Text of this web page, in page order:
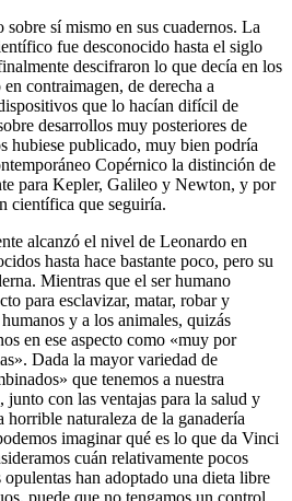
sí mismo en sus cuadernos. La
fue desconocido hasta el siglo
descifraron lo que decía en los
contraimagen, de derecha a
que lo hacían difícil de
desarrollos muy posteriores de
hubiese publicado, muy bien podría
Copérnico la distinción de
para Kepler, Galileo y Newton, y por
científica que seguiría.
alcanzó el nivel de Leonardo en
hasta hace bastante poco, pero su
Mientras que el ser humano
para esclavizar, matar, robar y
y a los animales, quizás
en ese aspecto como «muy por
Dada la mayor variedad de
que tenemos a nuestra
junto con las ventajas para la salud y
naturaleza de la ganadería
imaginar qué es lo que da Vinci
cuán relativamente pocos
han adoptado una dieta libre
puede que no tengamos un control